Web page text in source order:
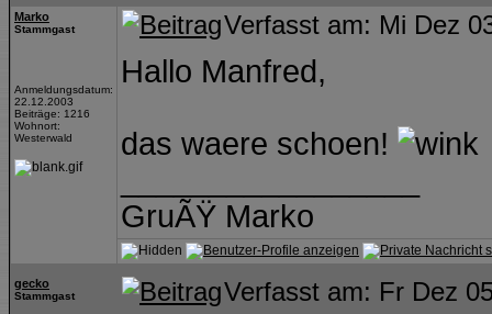
Marko
Stammgast
Anmeldungsdatum:
22.12.2003
Beiträge: 1216
Wohnort:
Westerwald
Verfasst am: Mi Dez
Hallo Manfred,
das waere schoen!
GruÃŸ Marko
gecko
Stammgast Verfasst am: Fr Dez